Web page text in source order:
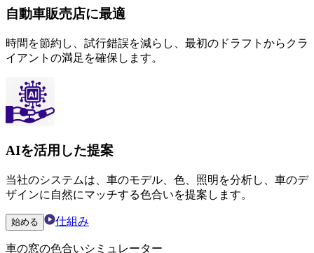
自動車販売店に最適
時間を節約し、試行錯誤を減らし、最初のドラフトからクラ
イアントの満足を確保します。
AIを活用した提案
当社のシステムは、車のモデル、色、照明を分析し、車のデ
ザインに自然にマッチする色合いを提案します。
始める 仕組み
車の窓の色合いシミュレーター